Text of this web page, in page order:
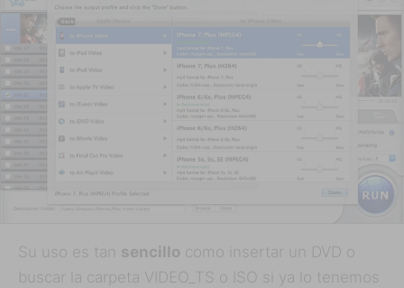
Su uso es tan sencillo como insertar un DVD o
buscar la carpeta VIDEO_TS o ISO si ya lo tenemos